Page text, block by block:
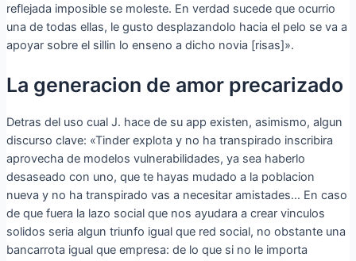
reflejada imposible se moleste. En verdad sucede que ocurrio
una de todas ellas, le gusto desplazandolo hacia el pelo se va a
apoyar sobre el silli­n lo enseno a dicho novia [risas]».
La generacion de amor precarizado
Detras del uso cual J. hace de su app existen, asimismo, algun
discurso clave: «Tinder explota y no ha transpirado inscribira
aprovecha de modelos vulnerabilidades, ya sea haberlo
desaseado con uno, que te hayas mudado a la poblacion
nueva y no ha transpirado vas a necesitar amistades… En caso
de que fuera la lazo social que nos ayudara a crear vinculos
solidos seria algun triunfo igual que red social, no obstante una
bancarrota igual que empresa: de lo que si no le importa